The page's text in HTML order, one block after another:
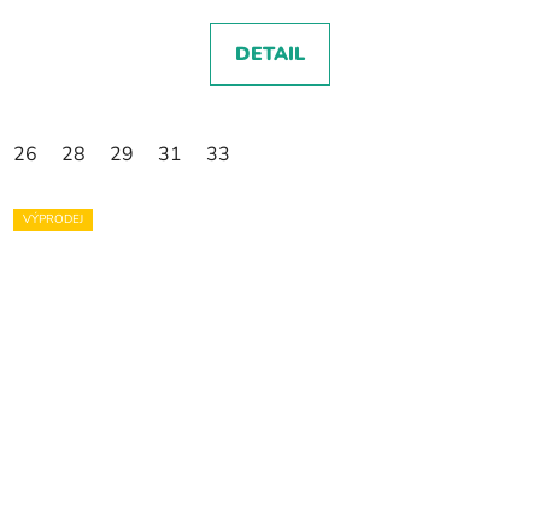
DETAIL
26 28 29 31 33
VÝPRODEJ